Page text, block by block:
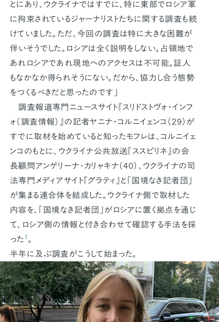
とにあり、ウクライナではすでに、特に東部でロシア軍
に拘束されているジャーナリストたちに関する調査も続
けていました。ただ、今回の調査は特に大きな困難が
伴いそうでした。ロシアは全く説明をしない。占領地で
あれロシアであれ現地へのアクセスは不可能。証人
もなかなか得られそうにない。だから、協力し合う態勢
をつくるべきだと思ったのです」
調査報道専門ニュースサイト『スリドストヴォ・インフ
ォ（調査情報）』の記者ヤニナ・コルニイェンコ（29）が
すでに取材を始めていると知ったモフレは、コルニイェ
ンコのもとに、ウクライナ公共放送『ススピリネ』の会
長顧問アンゲリーナ・カリャキナ（40）、ウクライナの司
法専門メディアサイト『グラティ』と「国境なき記者団」
が集まる連合体を結成した。ウクライナ側で取材した
内容を、「国境なき記者団」がロシアに置く拠点を通じ
て、ロシア側の情報と付き合わせて確認する手法を採
った 1 。
半年に及ぶ調査がこうして始まった。